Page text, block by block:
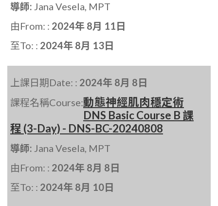
導師: Jana Vesela, MPT
由From: : 2024年 8月 11日
至To: : 2024年 8月 13日
上課日期Date: : 2024年 8月 8日
課程名稱Course:動態神經肌肉穩定術
DNS Basic Course B 課
程 (3-Day) - DNS-BC-20240808
導師: Jana Vesela, MPT
由From: : 2024年 8月 8日
至To: : 2024年 8月 10日